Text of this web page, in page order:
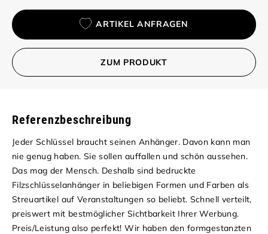
ARTIKEL ANFRAGEN
ZUM PRODUKT
Referenzbeschreibung
Jeder Schlüssel braucht seinen Anhänger. Davon kann man
nie genug haben. Sie sollen auffallen und schön aussehen.
Das mag der Mensch. Deshalb sind bedruckte
Filzschlüsselanhänger in beliebigen Formen und Farben als
Streuartikel auf Veranstaltungen so beliebt. Schnell verteilt,
preiswert mit bestmöglicher Sichtbarkeit Ihrer Werbung.
Preis/Leistung also perfekt! Wir haben den formgestanzten